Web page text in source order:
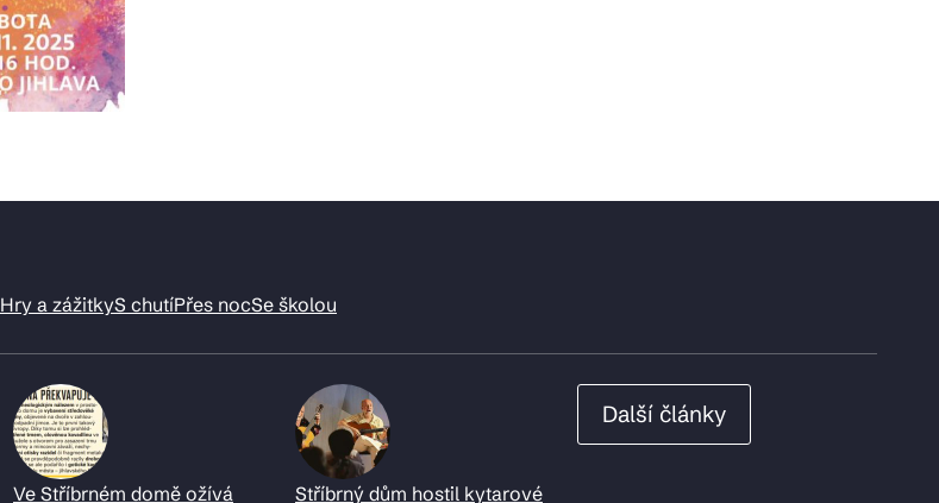
Hry a zážitkyS chutíPřes nocSe školou
Ve Stříbrném domě ožívá
Stříbrný dům hostil kytarové
Další články